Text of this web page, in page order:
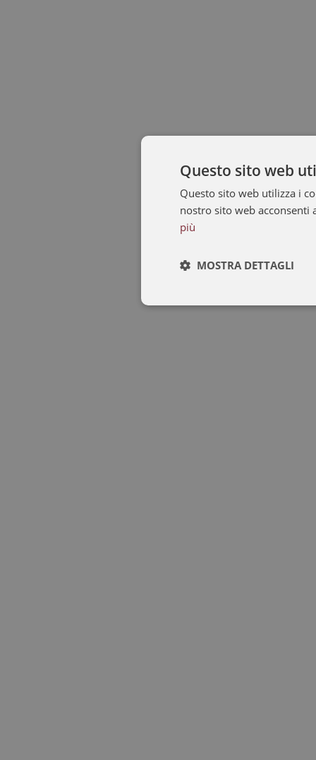
Questo sito web
Questo sito web utilizza i
nostro sito web
più
MOSTRA DETTAGLI